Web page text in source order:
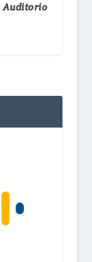
Auditorio